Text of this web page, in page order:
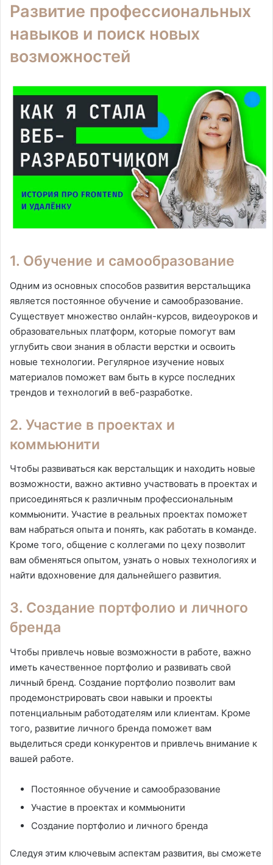
Развитие профессиональных
навыков и поиск новых
возможностей
1. Обучение и самообразование
Одним из основных способов развития верстальщика
является постоянное обучение и самообразование.
Существует множество онлайн-курсов, видеоуроков и
образовательных платформ, которые помогут вам
углубить свои знания в области верстки и освоить
новые технологии. Регулярное изучение новых
материалов поможет вам быть в курсе последних
трендов и технологий в веб-разработке.
2. Участие в проектах и
коммьюнити
Чтобы развиваться как верстальщик и находить новые
возможности, важно активно участвовать в проектах и
присоединяться к различным профессиональным
коммьюнити. Участие в реальных проектах поможет
вам набраться опыта и понять, как работать в команде.
Кроме того, общение с коллегами по цеху позволит
вам обменяться опытом, узнать о новых технологиях и
найти вдохновение для дальнейшего развития.
3. Создание портфолио и личного
бренда
Чтобы привлечь новые возможности в работе, важно
иметь качественное портфолио и развивать свой
личный бренд. Создание портфолио позволит вам
продемонстрировать свои навыки и проекты
потенциальным работодателям или клиентам. Кроме
того, развитие личного бренда поможет вам
выделиться среди конкурентов и привлечь внимание к
вашей работе.
Постоянное обучение и самообразование
Участие в проектах и коммьюнити
Создание портфолио и личного бренда
Следуя этим ключевым аспектам развития, вы сможете